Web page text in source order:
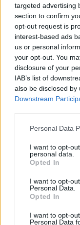
targeted advertising
section to confirm
opt-out request is
interest-based ads
us or personal
your opt-out. You
disclosure of your
IAB’s list of
also be disclosed
Downstream
Please note that
not limited to your
grant or deny
use your data for
consent section.
Personal Data
I want to opt-
personal data.
Opted In
I want to opt-
Personal Data.
Opted In
I want to opt-
Personal Data
Βίντεο - 8' και
Φλόιντ
ξεκίνησε το
στη δολοφονία